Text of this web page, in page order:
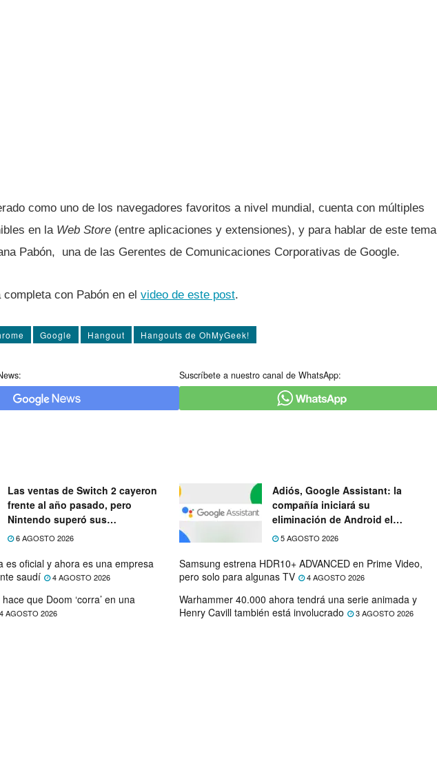
como uno de los navegadores favoritos a nivel mundial, cuenta con múltiples
en la Web Store (entre aplicaciones y extensiones), y para hablar de este tema
Pabón, una de las Gerentes de Comunicaciones Corporativas de Google.
con Pabón en el video de este post.
Google Hangout Hangouts de OhMyGeek!
Suscríbete a nuestro canal de WhatsApp:
Las ventas de Switch 2 cayeron
frente al año pasado, pero
Nintendo superó sus
expectativas
6 AGOSTO 2026
Adiós, Google Assistant: la
compañía iniciará su
eliminación de Android el
próximo mes
5 AGOSTO 2026
es oficial y ahora es una empresa
saudí
4 AGOSTO 2026
Samsung estrena HDR10+ ADVANCED en Prime Video,
pero solo para algunas TV
4 AGOSTO 2026
que Doom ‘corra’ en una
AGOSTO 2026
Warhammer 40.000 ahora tendrá una serie animada y
Henry Cavill también está involucrado
3 AGOSTO 2026